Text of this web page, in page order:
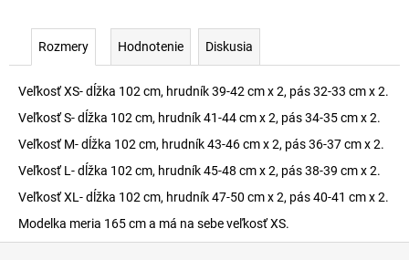
Rozmery Hodnotenie Diskusia
Veľkosť XS- dĺžka 102 cm, hrudník 39-42 cm x 2, pás 32-33 cm x 2.
Veľkosť S- dĺžka 102 cm, hrudník 41-44 cm x 2, pás 34-35 cm x 2.
Veľkosť M- dĺžka 102 cm, hrudník 43-46 cm x 2, pás 36-37 cm x 2.
Veľkosť L- dĺžka 102 cm, hrudník 45-48 cm x 2, pás 38-39 cm x 2.
Veľkosť XL- dĺžka 102 cm, hrudník 47-50 cm x 2, pás 40-41 cm x 2.
Modelka meria 165 cm a má na sebe veľkosť XS.